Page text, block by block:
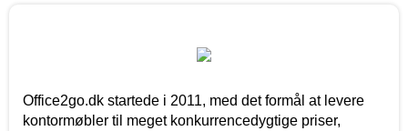
Office2go.dk startede i 2011, med det formål at levere
kontormøbler til meget konkurrencedygtige priser,